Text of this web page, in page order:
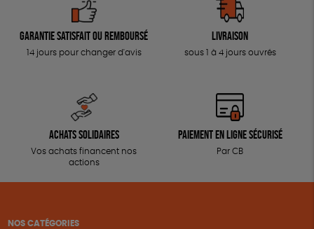
Garantie satisfait ou remboursé
14 jours pour changer d'avis
Livraison
sous 1 à 4 jours ouvrés
Achats solidaires
Vos achats financent nos
actions
Paiement en ligne sécurisé
Par CB
NOS CATÉGORIES